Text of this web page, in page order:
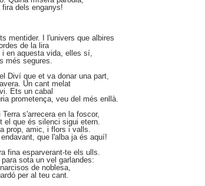
dels enganys!
mentider. I l'univers que albires
de la lira
en aquesta vida, elles sí,
més segures.
Diví que et va donar una part,
Un cant melat
Ets un cabal
prometença, veu del més enllà.
s'arrecera en la foscor,
el que és silenci sigui etern.
prop, amic, i flors i valls.
que l'alba ja és aquí!
fina esparverant-te els ulls.
sota un vel garlandes:
de noblesa,
per al teu cant.